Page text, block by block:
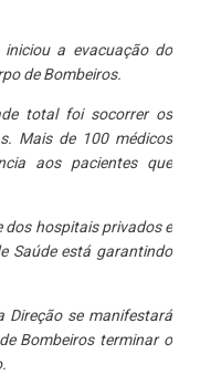
a evacuação do
de Bombeiros.
total foi socorrer os
Mais de 100 médicos
aos pacientes que
dos hospitais privados e
Saúde está garantindo
Direção se manifestará
Bombeiros terminar o